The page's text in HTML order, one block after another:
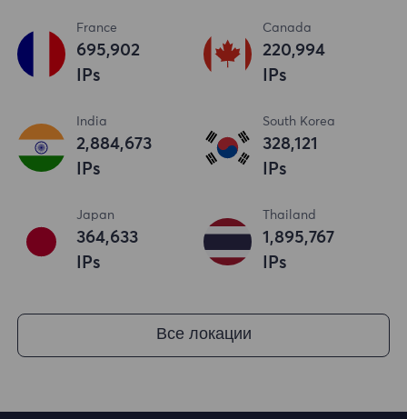
France
695,902
IPs
Canada
220,994
IPs
India
2,884,673
IPs
South Korea
328,121
IPs
Japan
364,633
IPs
Thailand
1,895,767
IPs
Все локации